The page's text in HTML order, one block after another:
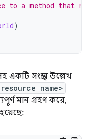
to a method that
)
সংস্থান উল্লেখ
name>
মান গ্রহণ করে,